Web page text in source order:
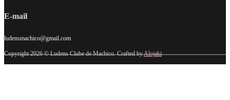
E-mail
ludensmachico@gmail.com
Copyright 2026 © Ludens Clube de Machico. Crafted byAlojaki